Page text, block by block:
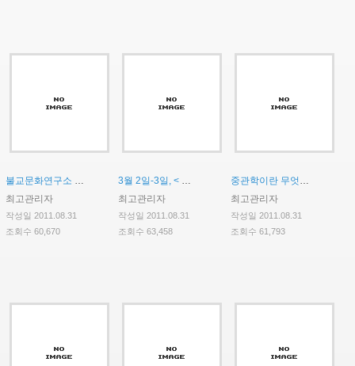
불교문화연구소 전임 연구원 신규 공모
최고관리자
작성일 2011.08.31
조회수 60,670
3월 2일-3일, < 집중워크샵 >
최고관리자
작성일 2011.08.31
조회수 63,458
중관학이란 무엇인가?"를 주제로 경주 동국대학교 불교학과 김성철 교수 초청강연회
최고관리자
작성일 2011.08.31
조회수 61,793